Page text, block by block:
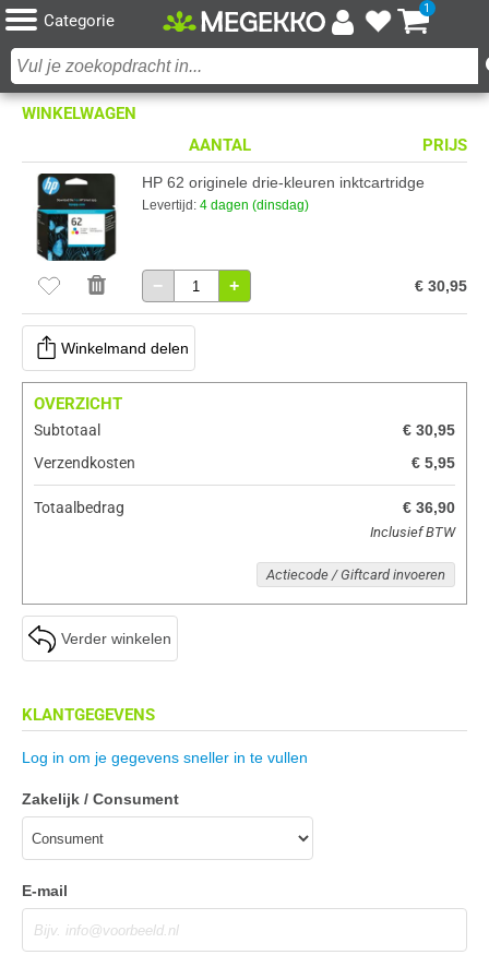
Categorie
1
WINKELWAGEN
AANTAL
PRIJS
HP 62 originele drie-kleuren inktcartridge
Levertijd: 4 dagen (dinsdag)
− + € 30,95
Winkelmand delen
Verder winkelen
OVERZICHT
Subtotaal
€ 30,95
Verzendkosten
€ 5,95
Totaalbedrag € 36,90
Inclusief BTW
Actiecode / Giftcard invoeren
KLANTGEGEVENS
Log in om je gegevens sneller in te vullen
Zakelijk / Consument
E-mail